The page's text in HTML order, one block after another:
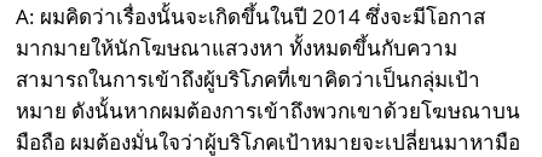
A: ผมคิดว่าเรื่องนั้นจะเกิดขึ้นในปี 2014 ซึ่งจะมีโอกาส
มากมายให้นักโฆษณาแสวงหา ทั้งหมดขึ้นกับความ
สามารถในการเข้าถึงผู้บริโภคที่เขาคิดว่าเป็นกลุ่มเป้า
หมาย ดังนั้นหากผมต้องการเข้าถึงพวกเขาด้วยโฆษณาบน
มือถือ ผมต้องมั่นใจว่าผู้บริโภคเป้าหมายจะเปลี่ยนมาหามือ